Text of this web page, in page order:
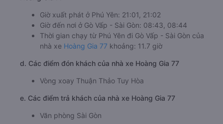
Giờ xuất phát ở Phú Yên: 21:01, 21:02
Giờ đến nơi ở Gò Vấp - Sài Gòn: 08:43, 08:44
Thời gian chạy từ Phú Yên đi Gò Vấp - Sài Gòn của
nhà xe Hoàng Gia 77 khoảng: 11.7 giờ
d. Các điểm đón khách của nhà xe Hoàng Gia 77
Vòng xoay Thuận Thảo Tuy Hòa
e. Các điểm trả khách của nhà xe Hoàng Gia 77
Văn phòng Sài Gòn